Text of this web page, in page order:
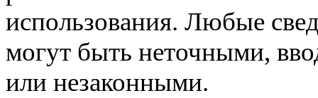
использования. Любые
могут быть неточными,
или незаконными.